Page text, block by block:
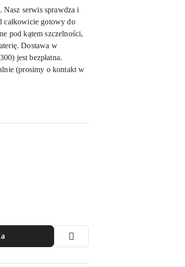
Nasz serwis sprawdza i
całkowicie gotowy do
pod kątem szczelności,
Dostawa w
jest bezpłatna.
(prosimy o kontakt w